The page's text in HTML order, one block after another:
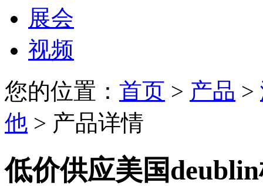
展会
视频
您的位置： 首页 > 产品 >
他 > 产品详情
低价供应美国